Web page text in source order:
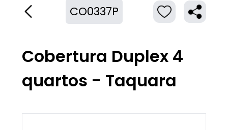
CO0337P
Cobertura Duplex 4
quartos - Taquara